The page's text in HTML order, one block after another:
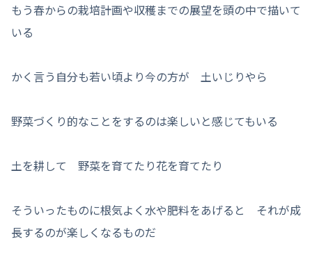
もう春からの栽培計画や収穫までの展望を頭の中で描いて
いる
かく言う自分も若い頃より今の方が 土いじりやら
野菜づくり的なことをするのは楽しいと感じてもいる
土を耕して 野菜を育てたり花を育てたり
そういったものに根気よく水や肥料をあげると それが成
長するのが楽しくなるものだ